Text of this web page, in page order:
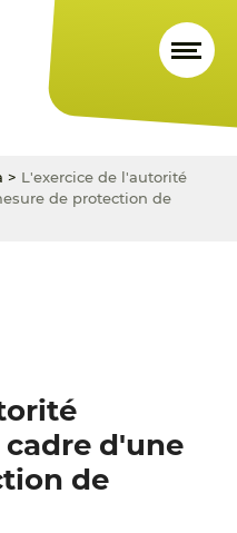
> L'exercice de l'autorité
de protection de
d'une
de